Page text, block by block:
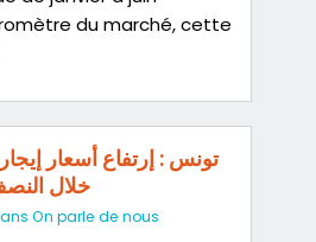
du marché, cette
خلال النصف
On parle de nous